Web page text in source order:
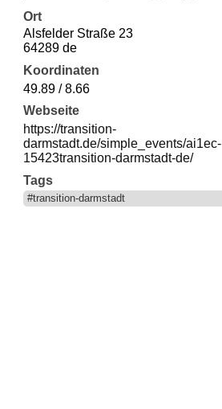
Ort
Alsfelder Straße 23
64289 de
Koordinaten
49.89 / 8.66
Webseite
https://transition-
darmstadt.de/simple_events/ai1ec-
15423transition-darmstadt-de/
Tags
#transition-darmstadt